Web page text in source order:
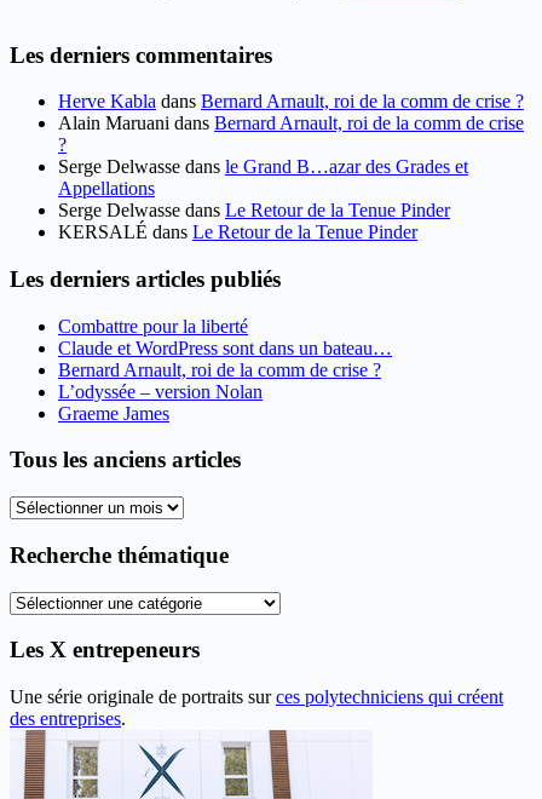
Les derniers commentaires
Herve Kabla dans Bernard Arnault, roi de la comm de crise ?
Alain Maruani dans Bernard Arnault, roi de la comm de crise
?
Serge Delwasse dans le Grand B…azar des Grades et
Appellations
Serge Delwasse dans Le Retour de la Tenue Pinder
KERSALÉ dans Le Retour de la Tenue Pinder
Les derniers articles publiés
Combattre pour la liberté
Claude et WordPress sont dans un bateau…
Bernard Arnault, roi de la comm de crise ?
L’odyssée – version Nolan
Graeme James
Tous les anciens articles
Tous
anciens
Recherche thématique
Recherche
Les X entrepeneurs
Une série originale de portraits surces polytechniciens qui créent
des entreprises.